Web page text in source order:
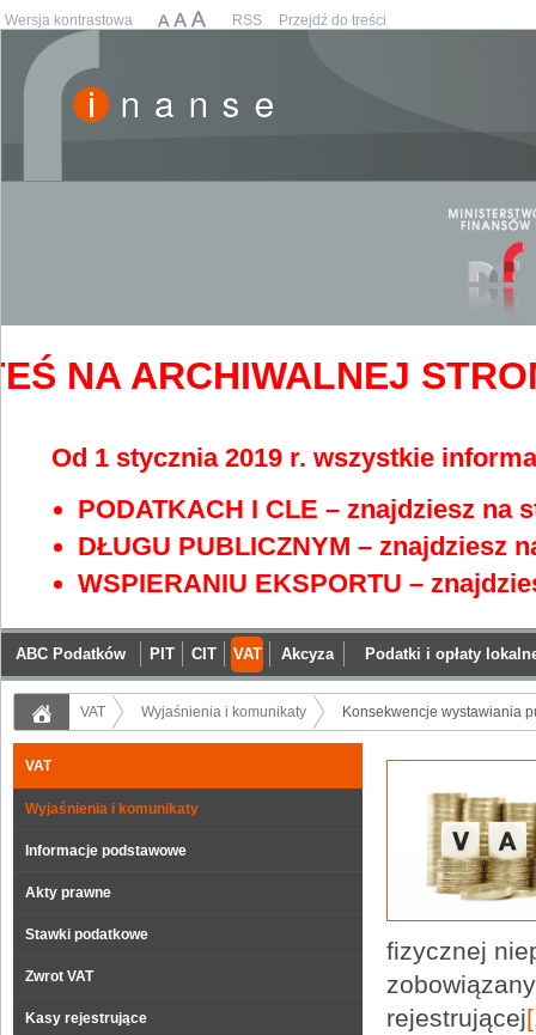
Wersja kontrastowa RSS Przejdź do treści
NA ARCHIWALNEJ
Od 1 stycznia 2019 r. wszystkie
PODATKACH I CLE – znajdziesz na
DŁUGU PUBLICZNYM – znajdziesz
WSPIERANIU EKSPORTU –
ABC Podatków PIT CIT VAT Akcyza Podatki i opłaty
VAT Wyjaśnienia i komunikaty Konsekwencje wystawiania
VAT
Wyjaśnienia i komunikaty
Informacje podstawowe
Akty prawne
Stawki podatkowe
Zwrot VAT
Kasy rejestrujące
fizycznej
rejestrującej